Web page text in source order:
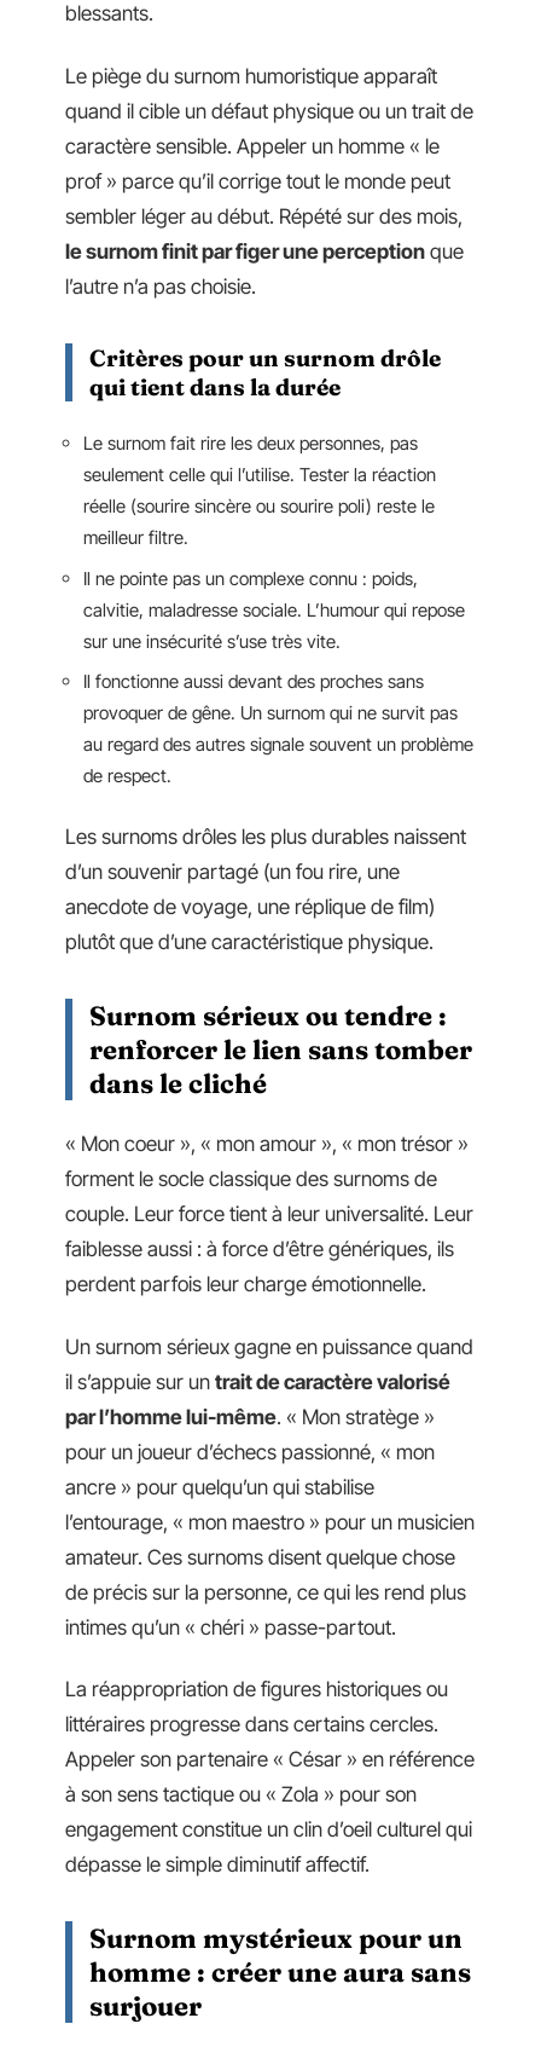
blessants.
Le piège du surnom humoristique apparaît
quand il cible un défaut physique ou un trait de
caractère sensible. Appeler un homme « le
prof » parce qu’il corrige tout le monde peut
sembler léger au début. Répété sur des mois,
le surnom finit par figer une perception que
l’autre n’a pas choisie.
Critères pour un surnom drôle
qui tient dans la durée
Le surnom fait rire les deux personnes, pas
seulement celle qui l’utilise. Tester la réaction
réelle (sourire sincère ou sourire poli) reste le
meilleur filtre.
Il ne pointe pas un complexe connu : poids,
calvitie, maladresse sociale. L’humour qui repose
sur une insécurité s’use très vite.
Il fonctionne aussi devant des proches sans
provoquer de gêne. Un surnom qui ne survit pas
au regard des autres signale souvent un problème
de respect.
Les surnoms drôles les plus durables naissent
d’un souvenir partagé (un fou rire, une
anecdote de voyage, une réplique de film)
plutôt que d’une caractéristique physique.
Surnom sérieux ou tendre :
renforcer le lien sans tomber
dans le cliché
« Mon coeur », « mon amour », « mon trésor »
forment le socle classique des surnoms de
couple. Leur force tient à leur universalité. Leur
faiblesse aussi : à force d’être génériques, ils
perdent parfois leur charge émotionnelle.
Un surnom sérieux gagne en puissance quand
il s’appuie sur un trait de caractère valorisé
par l’homme lui-même. « Mon stratège »
pour un joueur d’échecs passionné, « mon
ancre » pour quelqu’un qui stabilise
l’entourage, « mon maestro » pour un musicien
amateur. Ces surnoms disent quelque chose
de précis sur la personne, ce qui les rend plus
intimes qu’un « chéri » passe-partout.
La réappropriation de figures historiques ou
littéraires progresse dans certains cercles.
Appeler son partenaire « César » en référence
à son sens tactique ou « Zola » pour son
engagement constitue un clin d’oeil culturel qui
dépasse le simple diminutif affectif.
Surnom mystérieux pour un
homme : créer une aura sans
surjouer